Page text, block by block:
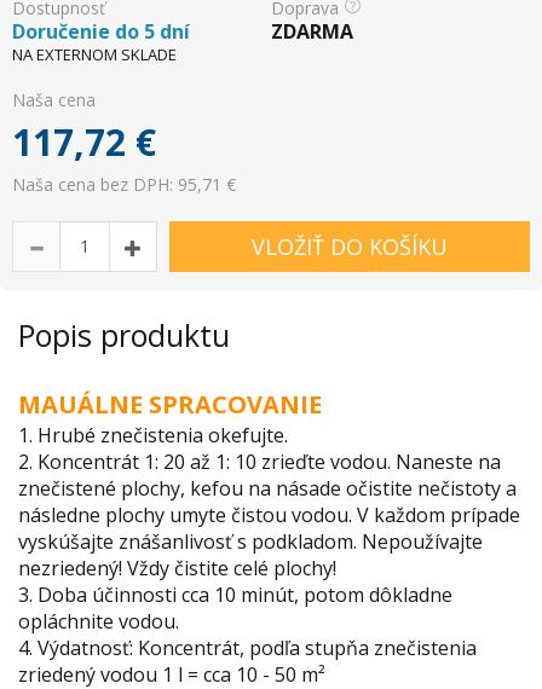
Dostupnosť Doprava
Doručenie do 5 dní
NA EXTERNOM SKLADE
ZDARMA
Naša cena
117,72 €
Naša cena bez DPH: 95,71 €
VLOŽIŤ DO KOŠÍKU
Popis produktu
MAUÁLNE SPRACOVANIE
1. Hrubé znečistenia okefujte.
2. Koncentrát 1: 20 až 1: 10 zrieďte vodou. Naneste na
znečistené plochy, kefou na násade očistite nečistoty a
následne plochy umyte čistou vodou. V každom prípade
vyskúšajte znášanlivosť s podkladom. Nepoužívajte
nezriedený! Vždy čistite celé plochy!
3. Doba účinnosti cca 10 minút, potom dôkladne
opláchnite vodou.
4. Výdatnosť: Koncentrát, podľa stupňa znečistenia
zriedený vodou 1 l = cca 10 - 50 m²